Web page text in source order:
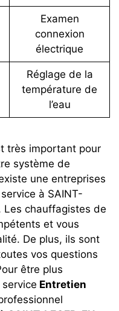
Examen
connexion
électrique
Réglage de la
température de
l’eau
très important pour
système de
une entreprises
à SAINT-
Les chauffagistes de
et vous
De plus, ils sont
vos questions
être plus
Entretien